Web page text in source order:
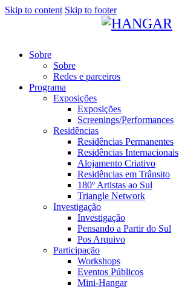
Skip to content Skip to footer
Sobre
Sobre
Redes e parceiros
Programa
Exposições
Exposições
Screenings/Performances
Residências
Residências Permanentes
Residências Internacionais
Alojamento Criativo
Residências em Trânsito
180º Artistas ao Sul
Triangle Network
Investigação
Investigação
Pensando a Partir do Sul
Pos Arquivo
Participação
Workshops
Eventos Públicos
Mini-Hangar